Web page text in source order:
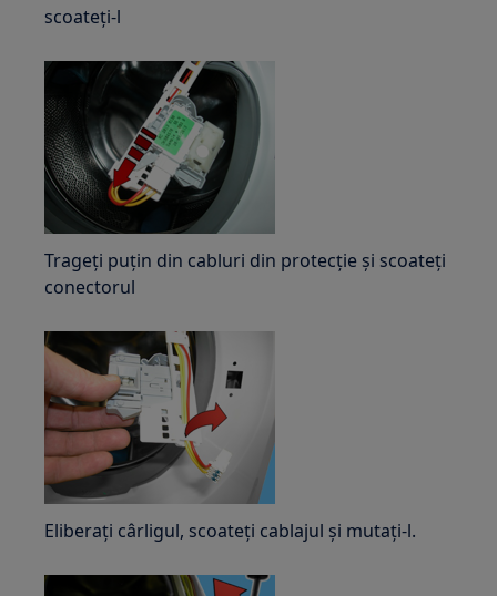
scoateți-l
Trageți puțin din cabluri din protecție și scoateți
conectorul
Eliberați cârligul, scoateți cablajul și mutați-l.